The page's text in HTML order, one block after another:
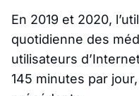
En 2019 et 2020,
quotidienne des
utilisateurs
145 minutes par